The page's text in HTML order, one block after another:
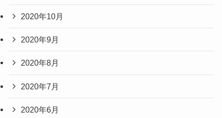
2020年10月
2020年9月
2020年8月
2020年7月
2020年6月